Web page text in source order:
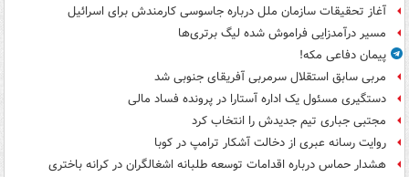
آغاز تحقیقات سازمان ملل درباره جاسوسی کارمندش برای اسرائیل
مسیر درآمدزایی فراموش شده لیگ برتری‌ها
پیمان دفاعی مکه!
مربی سابق استقلال سرمربی آفریقای جنوبی شد
دستگیری مسئول یک اداره آستارا در پرونده فساد مالی
مجتبی جباری تیم جدیدش را انتخاب کرد
روایت رسانه عبری از دخالت آشکار ترامپ در کوبا
هشدار حماس درباره اقدامات توسعه طلبانه اشغالگران در کرانه باختری